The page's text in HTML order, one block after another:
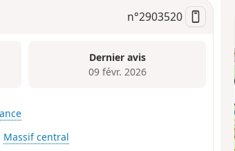
n°2903520
Dernier avis
09 févr. 2026
Massif central